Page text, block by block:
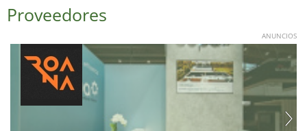
Proveedores
ANUNCIOS